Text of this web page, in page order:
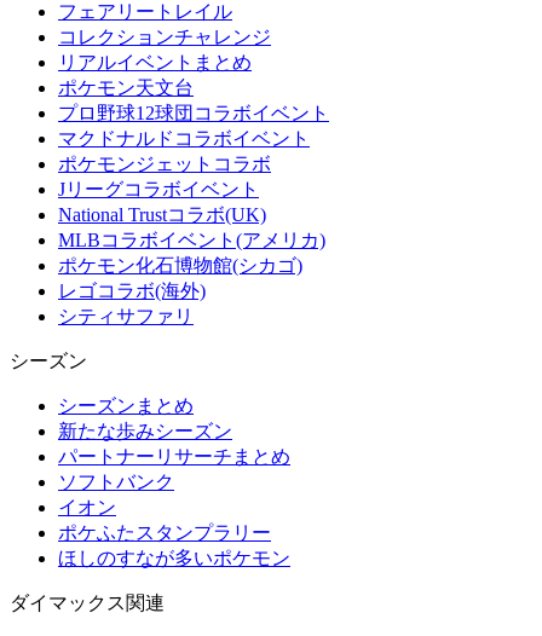
フェアリートレイル
コレクションチャレンジ
リアルイベントまとめ
ポケモン天文台
プロ野球12球団コラボイベント
マクドナルドコラボイベント
ポケモンジェットコラボ
Jリーグコラボイベント
National Trustコラボ(UK)
MLBコラボイベント(アメリカ)
ポケモン化石博物館(シカゴ)
レゴコラボ(海外)
シティサファリ
シーズン
シーズンまとめ
新たな歩みシーズン
パートナーリサーチまとめ
ソフトバンク
イオン
ポケふたスタンプラリー
ほしのすなが多いポケモン
ダイマックス関連